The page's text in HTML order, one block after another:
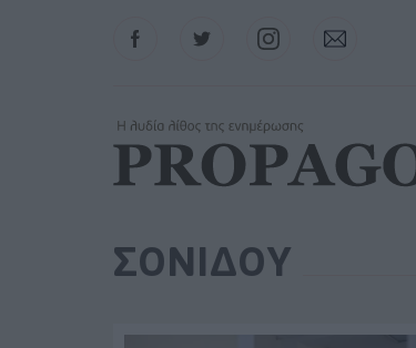
FacebookTwitter InstagramContact
ΣΟΝΙΔΟΥ